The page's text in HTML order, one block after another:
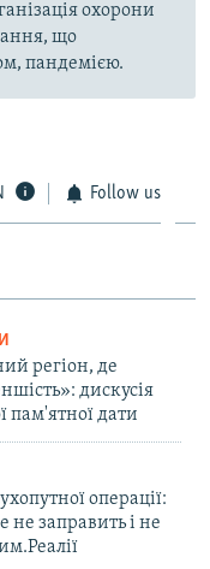
охорони
що
пандемією.
Follow us
регіон, де
дискусія
пам'ятної дати
операції:
не заправить і не